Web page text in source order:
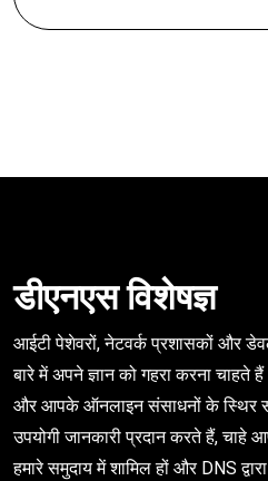
डीएनएस विशेषज्ञ
आईटी पेशेवरों, नेटवर्क प्रशासकों और
बारे में अपने ज्ञान को गहरा करना चाहते
और आपके ऑनलाइन संसाधनों के स्थिर
उपयोगी जानकारी प्रदान करते हैं, चाहे
हमारे समुदाय में शामिल हों और DNS